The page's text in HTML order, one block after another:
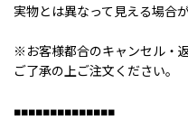
実物とは異なって見える場合
※お客様都合のキャンセル・
ご了承の上ご注文ください。
■■■■■■■■■■■■■■